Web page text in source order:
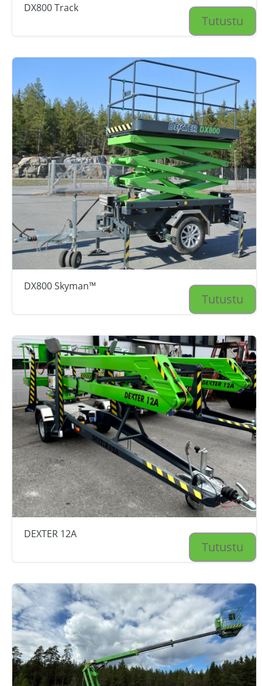
DX800 Track
Tutustu
DX800 Skyman™
Tutustu
DEXTER 12A
Tutustu